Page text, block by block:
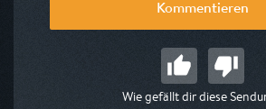
Kommentieren
Wie gefällt dir diese